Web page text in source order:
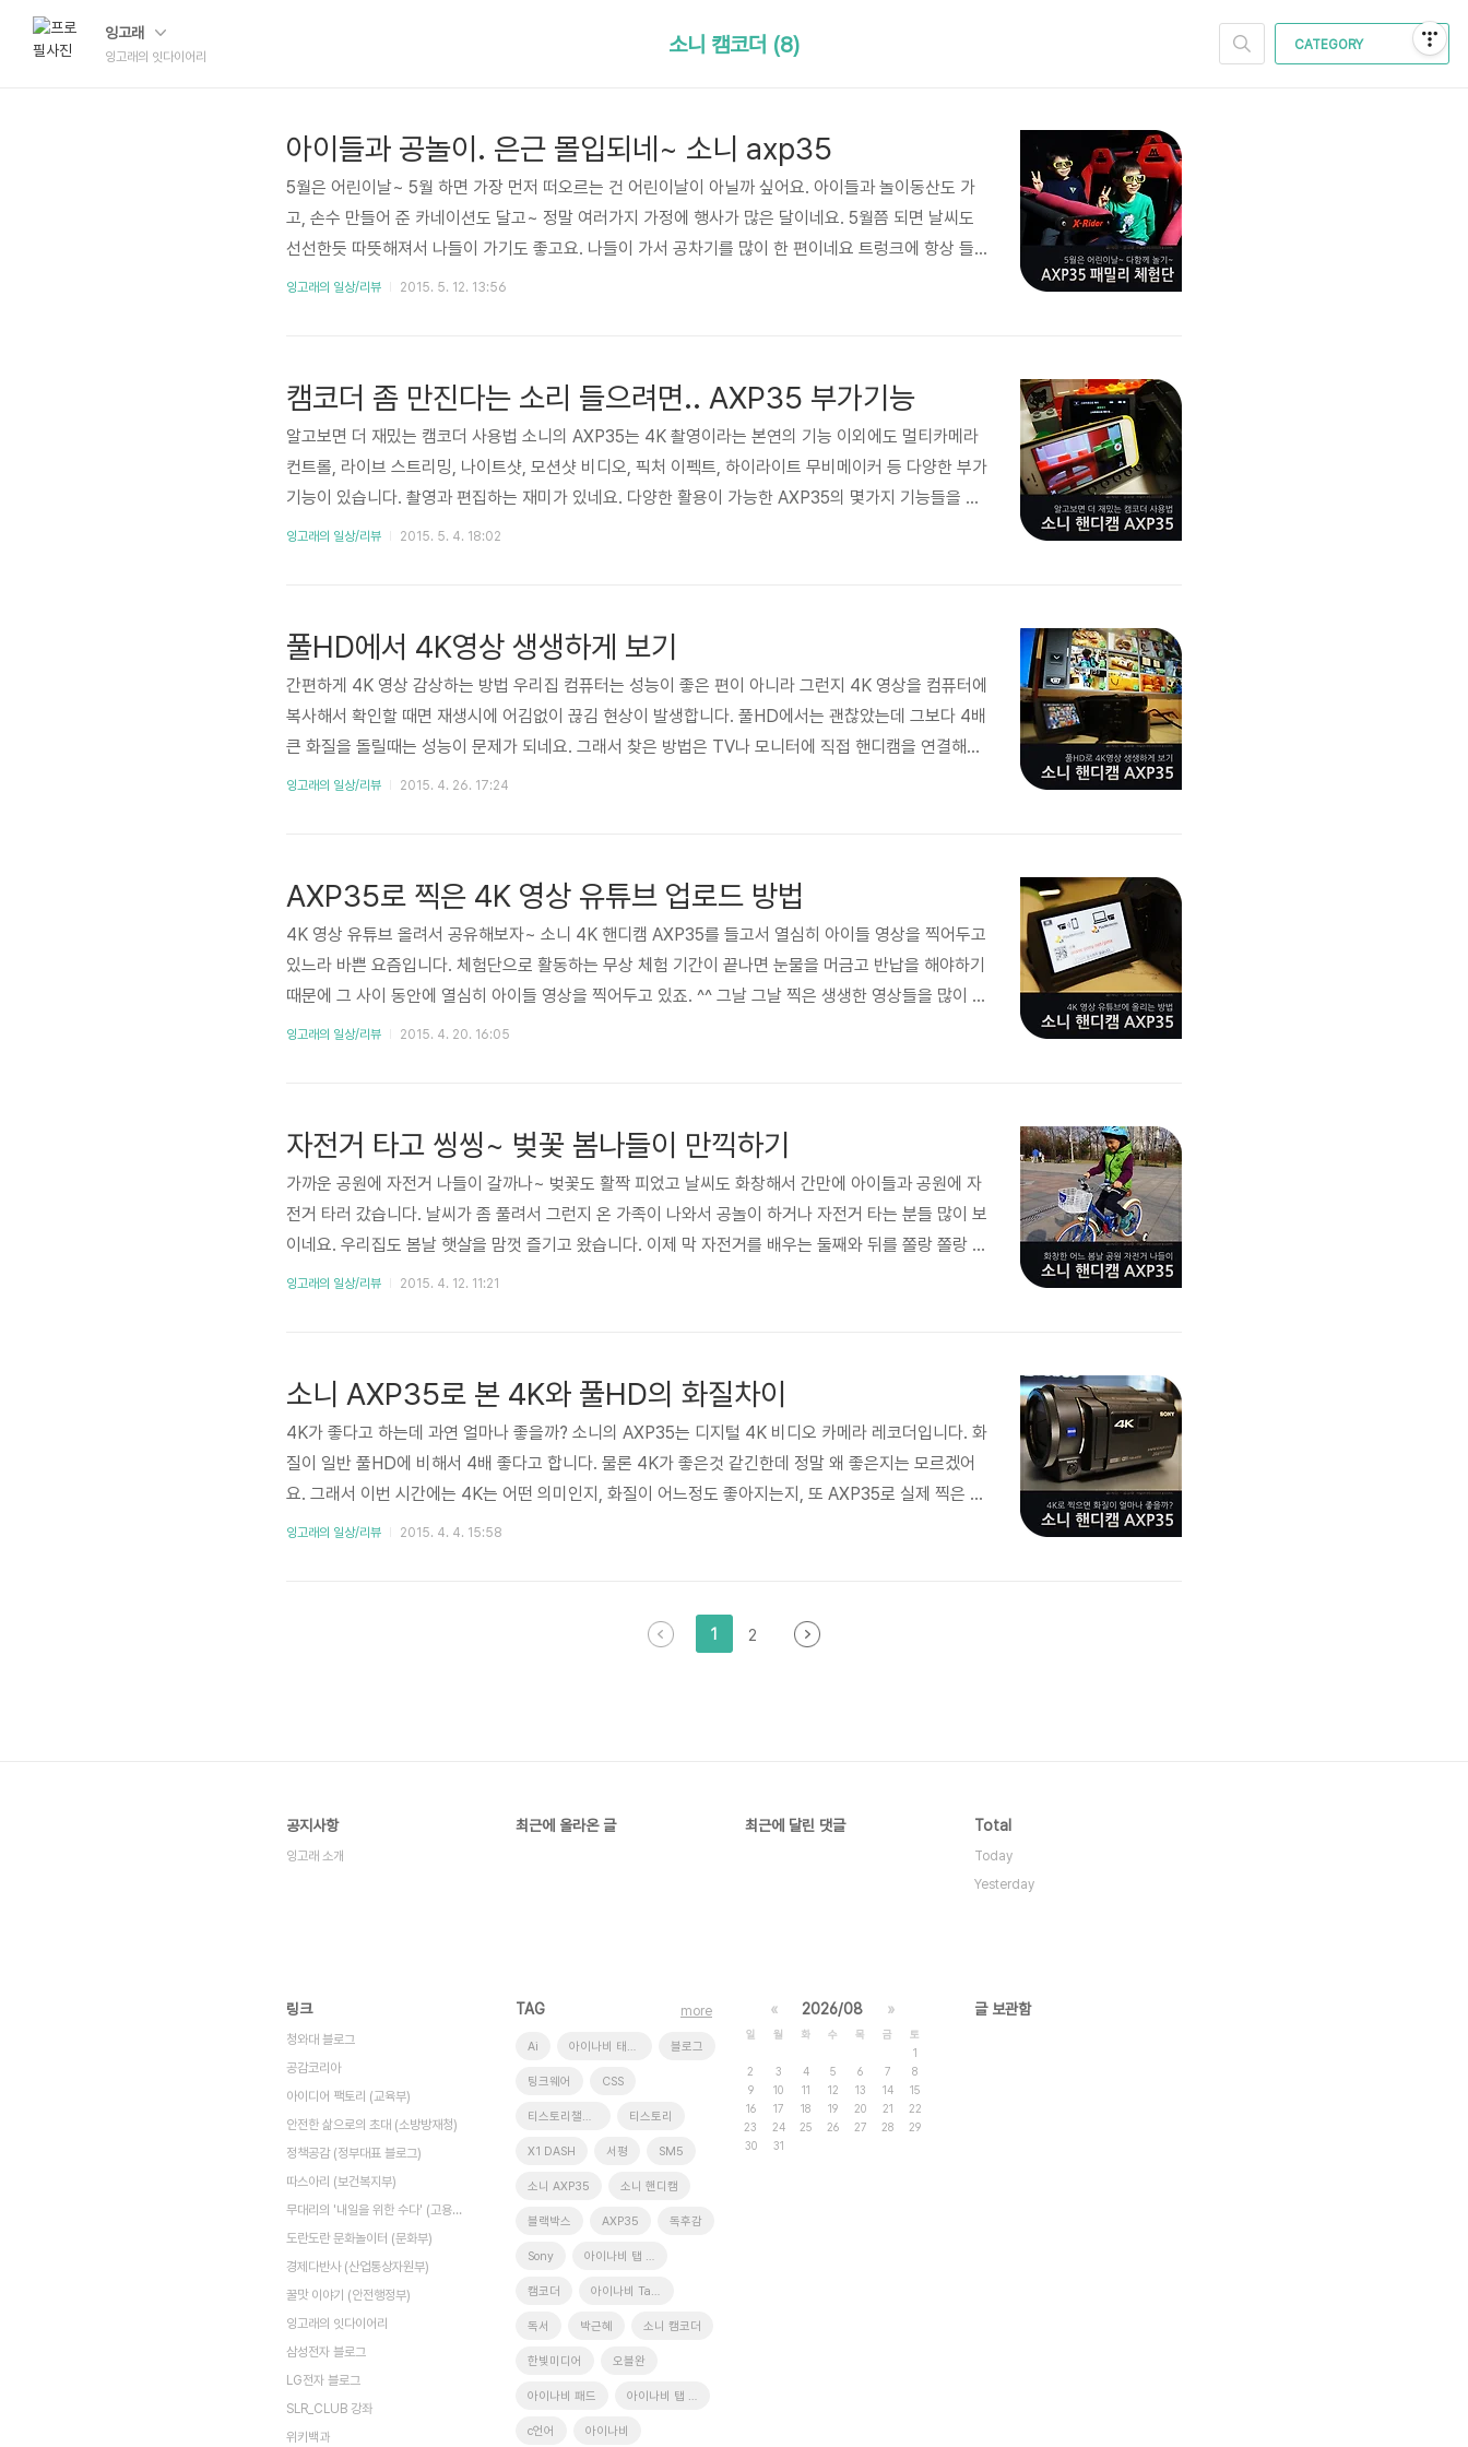
잉고래
잉고래의 잇다이어리
CATEGORY
소니 캠코더 (8)
아이들과 공놀이. 은근 몰입되네~ 소니 axp35
5월은 어린이날~ 5월 하면 가장 먼저 떠오르는 건 어린이날이 아닐까 싶어요. 아이들과 놀이동산도 가
고, 손수 만들어 준 카네이션도 달고~ 정말 여러가지 가정에 행사가 많은 달이네요. 5월쯤 되면 날씨도
선선한듯 따뜻해져서 나들이 가기도 좋고요. 나들이 가서 공차기를 많이 한 편이네요 트렁크에 항상 들
어가 있는 녀석이라 손쉽게 아이들과 뛰어다닐 수 있어서 좋습니다. 안타까운 단점은 아이들과 한바탕
햇..
잉고래의 일상/리뷰 2015. 5. 12. 13:56
캠코더 좀 만진다는 소리 들으려면.. AXP35 부가기능
알고보면 더 재밌는 캠코더 사용법 소니의 AXP35는 4K 촬영이라는 본연의 기능 이외에도 멀티카메라
컨트롤, 라이브 스트리밍, 나이트샷, 모션샷 비디오, 픽처 이펙트, 하이라이트 무비메이커 등 다양한 부가
기능이 있습니다. 촬영과 편집하는 재미가 있네요. 다양한 활용이 가능한 AXP35의 몇가지 기능들을 소
개합니다~ 캠코더로 이런것도 되네? 와이파이 무선 기능이 포함되면서 캠코더 그 이상의 다양한 활용이
하는..
잉고래의 일상/리뷰 2015. 5. 4. 18:02
풀HD에서 4K영상 생생하게 보기
간편하게 4K 영상 감상하는 방법 우리집 컴퓨터는 성능이 좋은 편이 아니라 그런지 4K 영상을 컴퓨터에
복사해서 확인할 때면 재생시에 어김없이 끊김 현상이 발생합니다. 풀HD에서는 괜찮았는데 그보다 4배
큰 화질을 돌릴때는 성능이 문제가 되네요. 그래서 찾은 방법은 TV나 모니터에 직접 핸디캠을 연결해서
보는 것 입니다. 간편함과 좀더 나은 화질로 4K 영상을 감상할 수 있어 편리하답니다~ AXP35의 풀HD
잉고래의 일상/리뷰 2015. 4. 26. 17:24
AXP35로 찍은 4K 영상 유튜브 업로드 방법
4K 영상 유튜브 올려서 공유해보자~ 소니 4K 핸디캠 AXP35를 들고서 열심히 아이들 영상을 찍어두고
있느라 바쁜 요즘입니다. 체험단으로 활동하는 무상 체험 기간이 끝나면 눈물을 머금고 반납을 해야하기
때문에 그 사이 동안에 열심히 아이들 영상을 찍어두고 있죠. ^^ 그날 그날 찍은 생생한 영상들을 많이 공
유하면 좋을텐데요. 이게 말이죠 꼭 찍고 나서 확인하면 비공개 영상으로 분류되는 것들이 훨~씬 많은게
잉고래의 일상/리뷰 2015. 4. 20. 16:05
자전거 타고 씽씽~ 벚꽃 봄나들이 만끽하기
가까운 공원에 자전거 나들이 갈까나~ 벚꽃도 활짝 피었고 날씨도 화창해서 간만에 아이들과 공원에 자
전거 타러 갔습니다. 날씨가 좀 풀려서 그런지 온 가족이 나와서 공놀이 하거나 자전거 타는 분들 많이 보
이네요. 우리집도 봄날 햇살을 맘껏 즐기고 왔습니다. 이제 막 자전거를 배우는 둘째와 뒤를 쫄랑 쫄랑 따
라다닌 아빠의 하루 이야기입니다. 자전거 산책하기 좋은 송도 해돋이 공원 애들과 자전거 타러 자주 송
도 모..
잉고래의 일상/리뷰 2015. 4. 12. 11:21
소니 AXP35로 본 4K와 풀HD의 화질차이
4K가 좋다고 하는데 과연 얼마나 좋을까? 소니의 AXP35는 디지털 4K 비디오 카메라 레코더입니다. 화
질이 일반 풀HD에 비해서 4배 좋다고 합니다. 물론 4K가 좋은것 같긴한데 정말 왜 좋은지는 모르겠어
요. 그래서 이번 시간에는 4K는 어떤 의미인지, 화질이 어느정도 좋아지는지, 또 AXP35로 실제 찍은 영
상의 화질은 어떻게 느껴지는지 알아 보았습니다. 4K 영상에 대한 이해 TV나 모니터의 경우 색상을 나
들어 모자이크를 떠올려 보면 될 것 같네요. 정리하면 화면에 얼마나 많은 점들이 표시 되느냐..
잉고래의 일상/리뷰 2015. 4. 4. 15:58
1 2
공지사항
잉고래 소개
최근에 올라온 글 최근에 달린 댓글 Total
Today
Yesterday
링크
청와대 블로그
공감코리아
아이디어 팩토리 (교육부)
안전한 삶으로의 초대 (소방방재청)
정책공감 (정부대표 블로그)
따스아리 (보건복지부)
무대리의 '내일을 위한 수다' (고용노동부)
도란도란 문화놀이터 (문화부)
경제다반사 (산업통상자원부)
꿀맛 이야기 (안전행정부)
잉고래의 잇다이어리
삼성전자 블로그
LG전자 블로그
SLR_CLUB 강좌
위키백과
TAG
Ai 아이나비 태블릿 블로그
팅크웨어 CSS
티스토리챌린지 티스토리
X1 DASH 서평 SM5
소니 AXP35 소니 핸디캠
블랙박스 AXP35 독후감
Sony 아이나비 탭 xd9
캠코더 아이나비 Tab XD9
독서 박근혜 소니 캠코더
한빛미디어 오블완
아이나비 패드 아이나비 탭 XD11 Pro
c언어 아이나비
more « 2026/08 »
일 월 화 수 목 금
토
1
2
3 4 5 6 7
8
9
10 11 12 13 14
15
16
17 18 19 20 21
22
23
24 25 26 27 28
29
30
31
글 보관함